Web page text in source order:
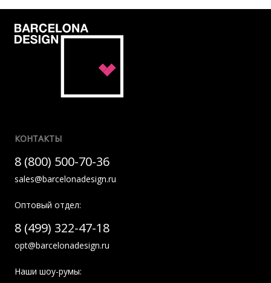
КОНТАКТЫ
8 (800) 500-70-36
sales@barcelonadesign.ru
Оптовый отдел:
8 (499) 322-47-18
opt@barcelonadesign.ru
Наши шоу-румы: